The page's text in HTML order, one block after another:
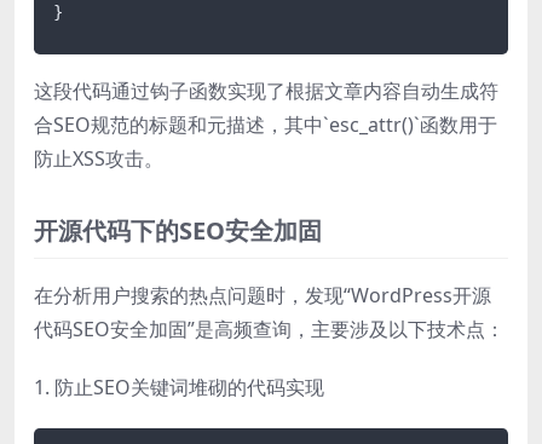
这段代码通过钩子函数实现了根据文章内容自动生成符
合SEO规范的标题和元描述，其中`esc_attr()`函数用于
防止XSS攻击。
开源代码下的SEO安全加固
在分析用户搜索的热点问题时，发现“WordPress开源
代码SEO安全加固”是高频查询，主要涉及以下技术点：
1. 防止SEO关键词堆砌的代码实现